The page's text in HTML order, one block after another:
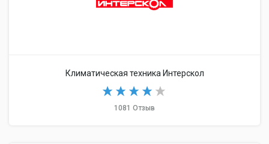
Климатическая техника Интерскол
1081 Отзыв